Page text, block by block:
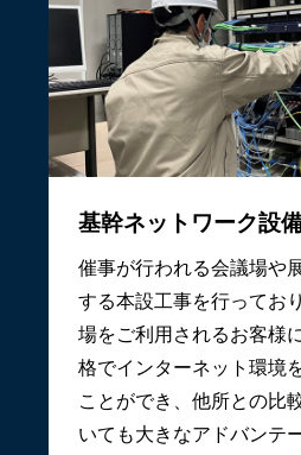
基幹ネットワーク設
催事が行われる会議場や
する本設工事を行ってお
場をご利用されるお客様
格でインターネット環境
ことができ、他所との比
いても大きなアドバンテ